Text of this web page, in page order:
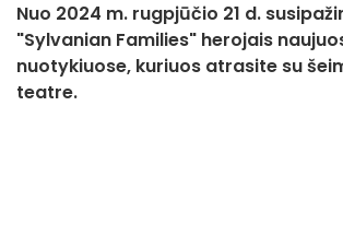
Nuo 2024 m. rugpjūčio 21 d.
"Sylvanian Families" herojais
nuotykiuose, kuriuos atrasite su
teatre.